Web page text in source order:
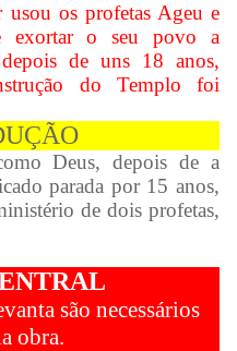
os profetas Ageu e
exortar o seu povo a
de uns 18 anos,
do Templo foi
Deus, depois de a
parada por 15 anos,
de dois profetas,
são necessários
obra.